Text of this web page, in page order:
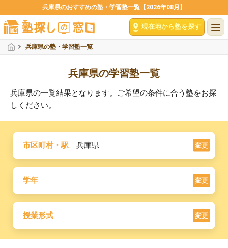
兵庫県のおすすめの塾・学習塾一覧【2026年08月】
現在地から塾を探す
兵庫県の塾・学習塾一覧
兵庫県の学習塾一覧
兵庫県の一覧結果となります。ご希望の条件に合う塾をお探
しください。
市区町村・駅 兵庫県 変更
学年 変更
授業形式 変更